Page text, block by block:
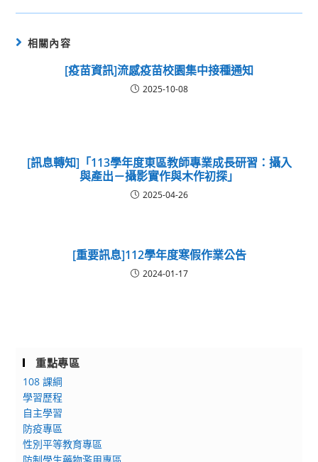
相關內容
[疫苗資訊]流感疫苗校園集中接種通知
2025-10-08
[訊息轉知]「113學年度東區教師專業成長研習：攝入
與產出－攝影實作與木作初探」
2025-04-26
[重要訊息]112學年度寒假作業公告
2024-01-17
重點專區
108 課綱
學習歷程
自主學習
防疫專區
性別平等教育專區